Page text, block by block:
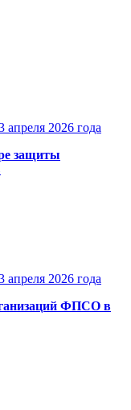
2026 года
защиты
2026 года
ФПСО в